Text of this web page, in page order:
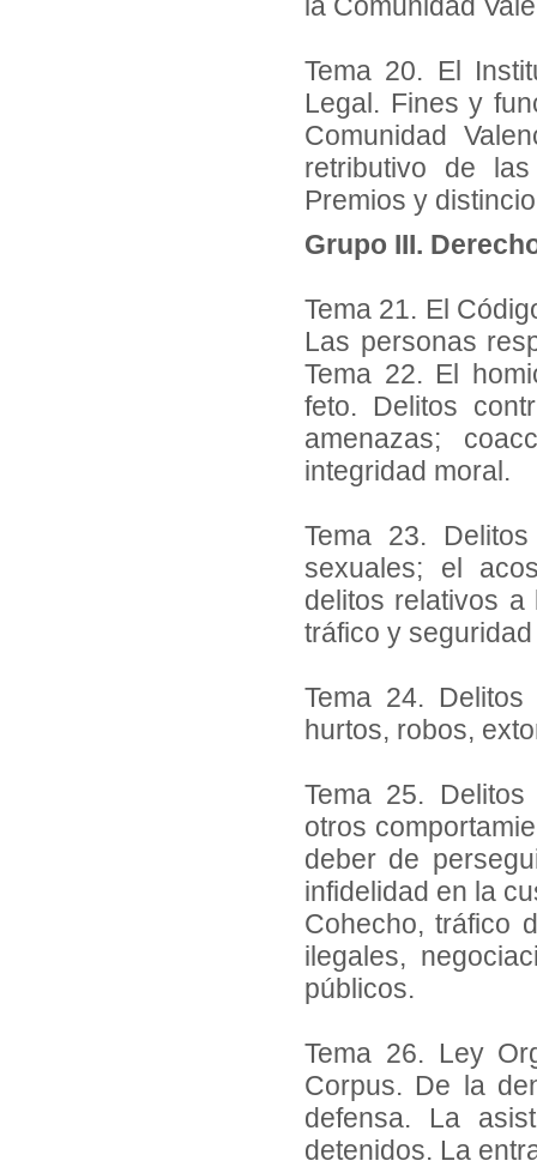
Tema 20. El
Legal. Fines y
Comunidad
retributivo de
Premios y
Grupo III.
Tema 21. El
Las personas
Tema 22. El
feto. Delitos
amenazas;
integridad moral.
Tema 23.
sexuales; el
delitos relativos
tráfico y
Tema 24.
hurtos, robos,
Tema 25.
otros
deber de
infidelidad en la
Cohecho, tráfico
ilegales,
públicos.
Tema 26. Ley
Corpus. De la
defensa. La
detenidos. La